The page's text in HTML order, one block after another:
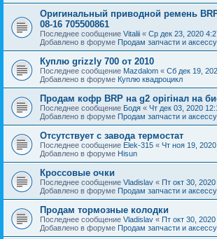
Оригинальный приводной ремень
08-16 705500861
Последнее сообщение Vitalii « Ср дек 23, 2020
Добавлено в форуме Продам запчасти и
Куплю grizzly 700 от 2010
Последнее сообщение Mazdalom « Сб дек 19,
Добавлено в форуме Куплю квадроцикл
Продам кофр BRP на g2 орігінал на
Последнее сообщение Бодя « Чт дек 03, 2020
Добавлено в форуме Продам запчасти и
Отсутствует с завода термостат
Последнее сообщение Elek-315 « Чт ноя 19,
Добавлено в форуме Hisun
Кроссовые очки
Последнее сообщение Vladislav « Пт окт 30,
Добавлено в форуме Продам запчасти и
Продам тормозные колодки
Последнее сообщение Vladislav « Пт окт 30,
Добавлено в форуме Продам запчасти и